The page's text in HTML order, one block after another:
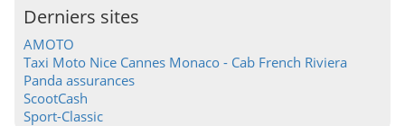
Derniers sites
AMOTO
Taxi Moto Nice Cannes Monaco - Cab French Riviera
Panda assurances
ScootCash
Sport-Classic